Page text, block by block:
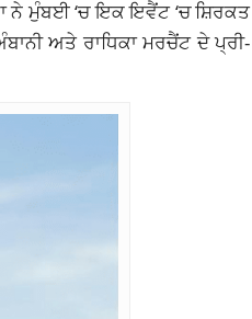
ਨੇ ਮੁੰਬਈ ‘ਚ ਇਕ ਇਵੈਂਟ ‘ਚ ਸ਼ਿਰਕਤ
ਅਤੇ ਰਾਧਿਕਾ ਮਰਚੈਂਟ ਦੇ ਪ੍ਰੀ-